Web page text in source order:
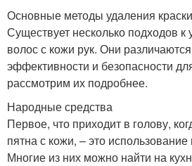
Основные методы удаления
Существует несколько подходов к
волос с кожи рук. Они
эффективности и безопасности
рассмотрим их подробнее.
Народные средства
Первое, что приходит в голову,
пятна с кожи, – это
Многие из них можно найти на